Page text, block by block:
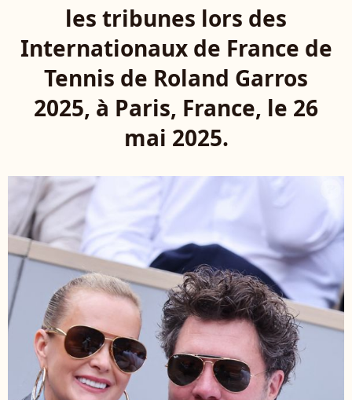
les tribunes lors des
Internationaux de France de
Tennis de Roland Garros
2025, à Paris, France, le 26
mai 2025.